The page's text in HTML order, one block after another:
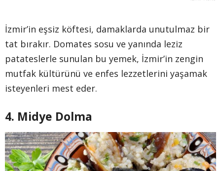
İzmir’in eşsiz köftesi, damaklarda unutulmaz bir
tat bırakır. Domates sosu ve yanında leziz
patateslerle sunulan bu yemek, İzmir’in zengin
mutfak kültürünü ve enfes lezzetlerini yaşamak
isteyenleri mest eder.
4. Midye Dolma